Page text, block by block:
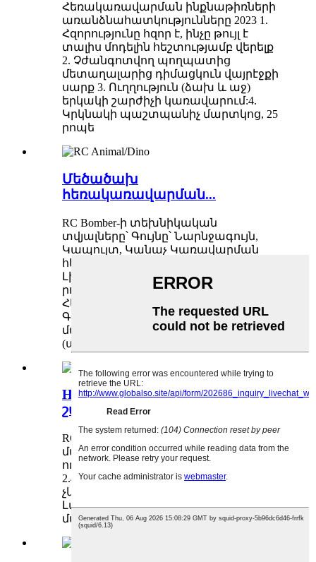
Հեռակառավարման ինքնաթիռների
առանձնահատկությունները 2023 1.
Հզորությունը հզոր է, ինչը թույլ է
տալիս մոդելին հեշտությամբ վերելք
2. Չժանգոտվող պողպատից
մետաղալարից դիմացկուն վայրէջքի
սարք 3. Ուղղություն (ձախ և աջ)
երկակի շարժիչի կառավարում:4.
Կրկնակի պաշտպանիչ մարտկոց, 25
րոպե
Մեծածախ
հեռակառավարման...
RC Bomber-ի տեխնիկական
տվյալները՝ Գույնը՝ Նարնջագույն,
Կապույտ, Կանաչ Կառավարման
հեռավորությունը՝ մոտ 80 մետր
Լիցքավորման ժամանակը՝ մոտ 70
րոպե Խաղի ժամանակը՝ մոտ 6 րոպե
Հեռակառավարման վահանակ՝ 2,4
ԳՀց համամասնական Մարմնի
մարտկոց՝ 3,8V/600mAh Li-ion
(պաշտպանիչով
H1 V2 թռիչքի
շարունակական...
RC ուղղաթիռի RTF կետի
մանրամասները FW200 Ապրանքի RC
ուղղաթիռի հաճախականություն
2.4G ալիք 4CH երկարություն (սայր
չկա) 440 մմ Հիմնական սայր 200 մմ
Լայնություն 88 մմ Պոչի տրամագիծ 74
մմ բարձրություն 130 մմ